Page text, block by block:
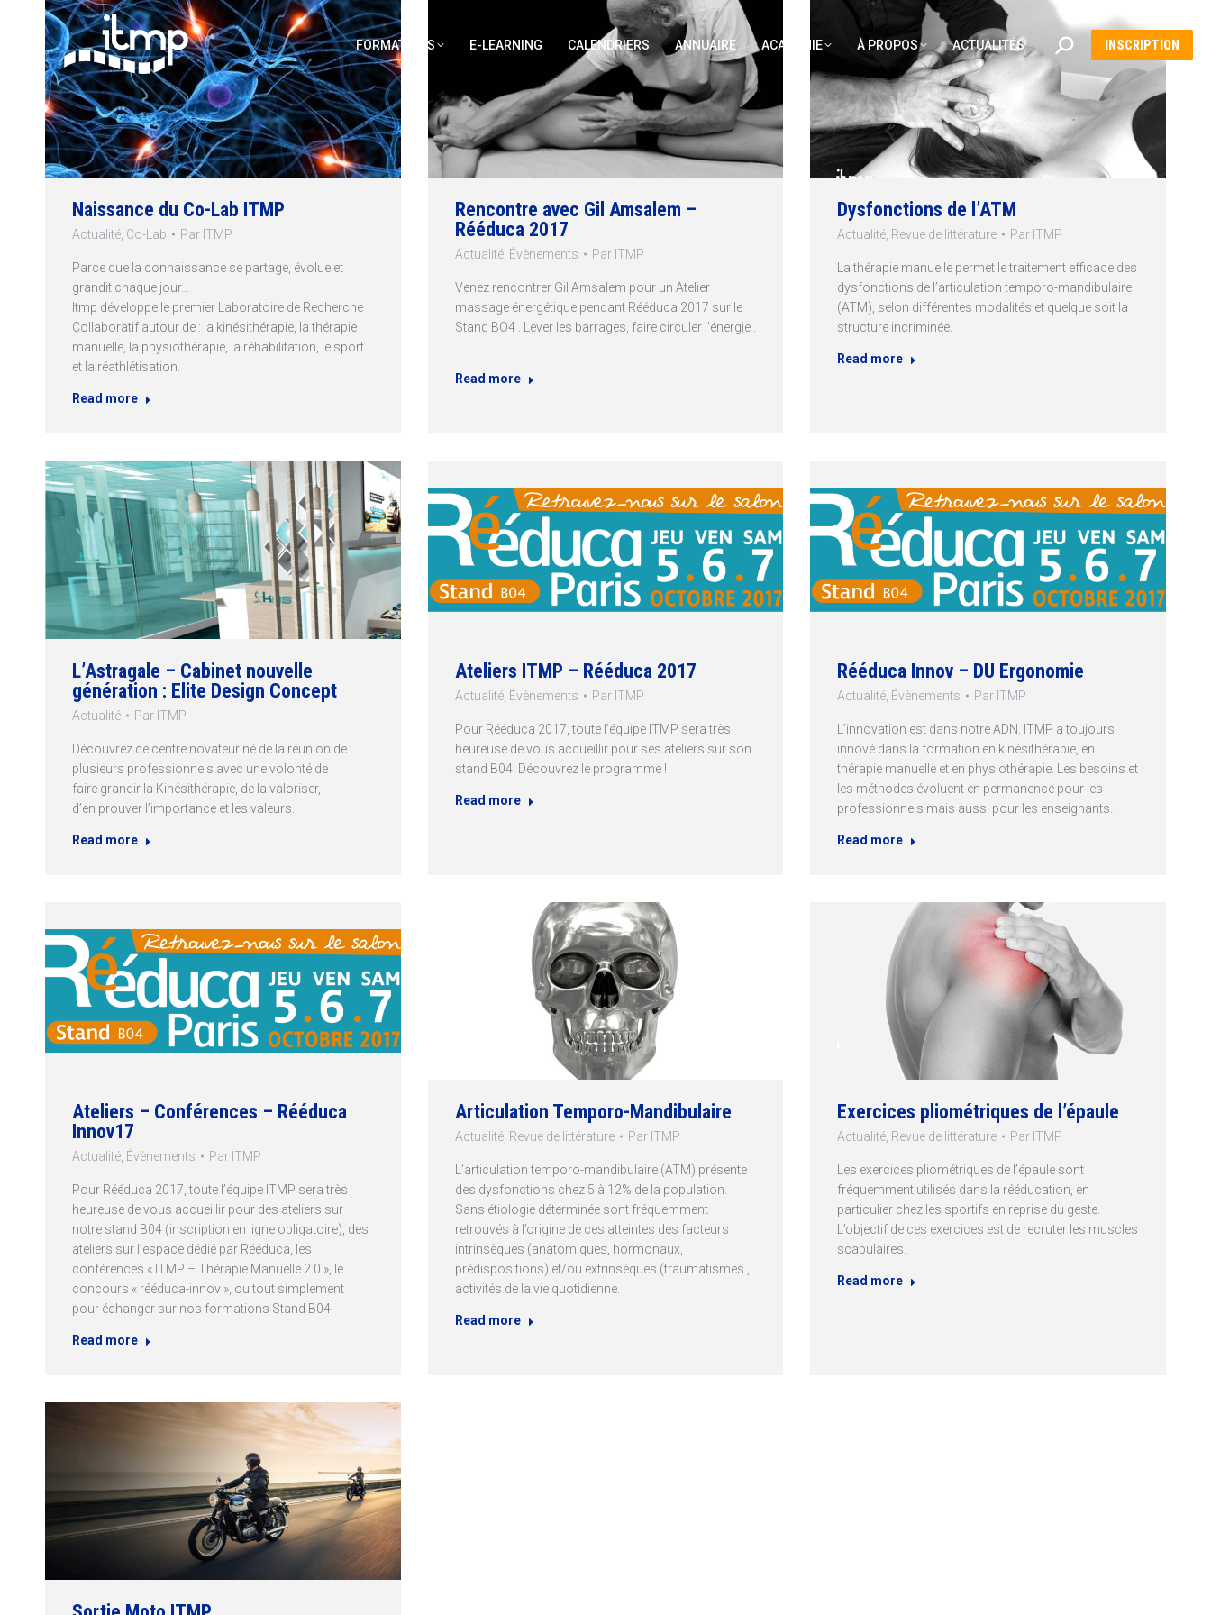
FORMATIONS E-LEARNING CALENDRIERS ANNUAIRE ACADÉMIE À PROPOS ACTUALITÉS
Recherche
:
INSCRIPTION
Naissance du Co-Lab ITMP
Actualité, Co-Lab Par ITMP
Parce que la connaissance se partage, évolue et
grandit chaque jour…
Itmp développe le premier Laboratoire de Recherche
Collaboratif autour de : la kinésithérapie, la thérapie
manuelle, la physiothérapie, la réhabilitation, le sport
et la réathlétisation.
Read more
Rencontre avec Gil Amsalem –
Rééduca 2017
Actualité, Évènements Par ITMP
Venez rencontrer Gil Amsalem pour un Atelier
massage énergétique pendant Rééduca 2017 sur le
Stand BO4 . Lever les barrages, faire circuler l’énergie .
. . .
Read more
Dysfonctions de l’ATM
Actualité, Revue de littérature Par ITMP
La thérapie manuelle permet le traitement efficace des
dysfonctions de l’articulation temporo-mandibulaire
(ATM), selon différentes modalités et quelque soit la
structure incriminée.
Read more
L’Astragale – Cabinet nouvelle
génération : Elite Design Concept
Actualité Par ITMP
Découvrez ce centre novateur né de la réunion de
plusieurs professionnels avec une volonté de
faire grandir la Kinésithérapie, de la valoriser,
d’en prouver l’importance et les valeurs.
Read more
Ateliers ITMP – Rééduca 2017
Actualité, Évènements Par ITMP
Pour Rééduca 2017, toute l’équipe ITMP sera très
heureuse de vous accueillir pour ses ateliers sur son
stand B04. Découvrez le programme !
Read more
Rééduca Innov – DU Ergonomie
Actualité Évènements Par ITMP
L’innovation est dans notre ADN. ITMP a toujours
innové dans la formation en kinésithérapie, en
thérapie manuelle et en physiothérapie. Les besoins et
les méthodes évoluent en permanence pour les
professionnels mais aussi pour les enseignants.
Read more
Ateliers – Conférences – Rééduca
Innov17
Actualité Évènements Par ITMP
Pour Rééduca 2017, toute l’équipe ITMP sera très
heureuse de vous accueillir pour des ateliers sur
notre stand B04 (inscription en ligne obligatoire), des
ateliers sur l’espace dédié par Rééduca, les
conférences « ITMP – Thérapie Manuelle 2.0 », le
concours « rééduca-innov », ou tout simplement
pour échanger sur nos formations Stand B04.
Read more
Articulation Temporo-Mandibulaire
Actualité, Revue de littérature Par ITMP
L’articulation temporo-mandibulaire (ATM) présente
des dysfonctions chez 5 à 12% de la population.
Sans étiologie déterminée sont fréquemment
retrouvés à l’origine de ces atteintes des facteurs
intrinsèques (anatomiques, hormonaux,
prédispositions) et/ou extrinsèques (traumatismes ,
activités de la vie quotidienne.
Read more
Exercices pliométriques de l’épaule
Actualité Revue de littérature Par ITMP
Les exercices pliométriques de l’épaule sont
fréquemment utilisés dans la rééducation, en
particulier chez les sportifs en reprise du geste.
L’objectif de ces exercices est de recruter les muscles
scapulaires.
Read more